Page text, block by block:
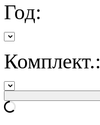
Год:
Комплект.: